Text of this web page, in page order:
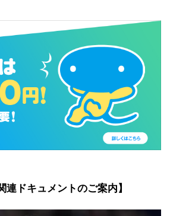
連ドキュメントのご案内】